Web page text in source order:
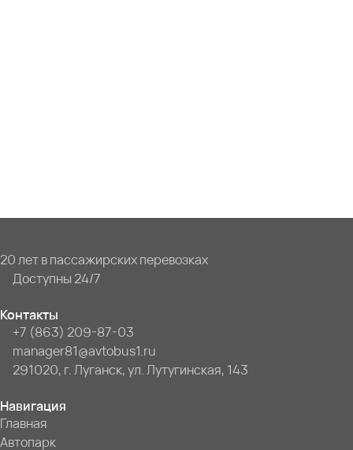
20 лет в пассажирских перевозках
Доступны 24/7
Контакты
+7 (863) 209-87-03
manager81@avtobus1.ru
291020, г. Луганск, ул. Лутугинская, 143
Навигация
Главная
Автопарк